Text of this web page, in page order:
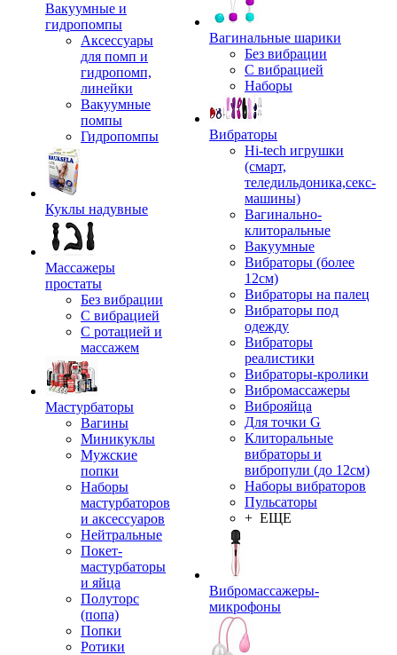
Вакуумные и
гидропомпы
Аксессуары
для помп и
гидропомп,
линейки
Вакуумные
помпы
Гидропомпы
Куклы надувные
Массажеры
простаты
Без вибрации
С вибрацией
С ротацией и
массажем
Мастурбаторы
Вагины
Миникуклы
Мужские
попки
Наборы
мастурбаторов
и аксессуаров
Нейтральные
Покет-
мастурбаторы
и яйца
Полуторс
(попа)
Попки
Ротики
Вагинальные шарики
Без вибрации
С вибрацией
Наборы
Вибраторы
Hi-tech игрушки
(смарт,
теледильдоника,секс-
машины)
Вагинально-
клиторальные
Вакуумные
Вибраторы (более
12см)
Вибраторы на палец
Вибраторы под
одежду
Вибраторы
реалистики
Вибраторы-кролики
Вибромассажеры
Виброяйца
Для точки G
Клиторальные
вибраторы и
вибропули (до 12см)
Наборы вибраторов
Пульсаторы
+ ЕЩЕ
Вибромассажеры-
микрофоны